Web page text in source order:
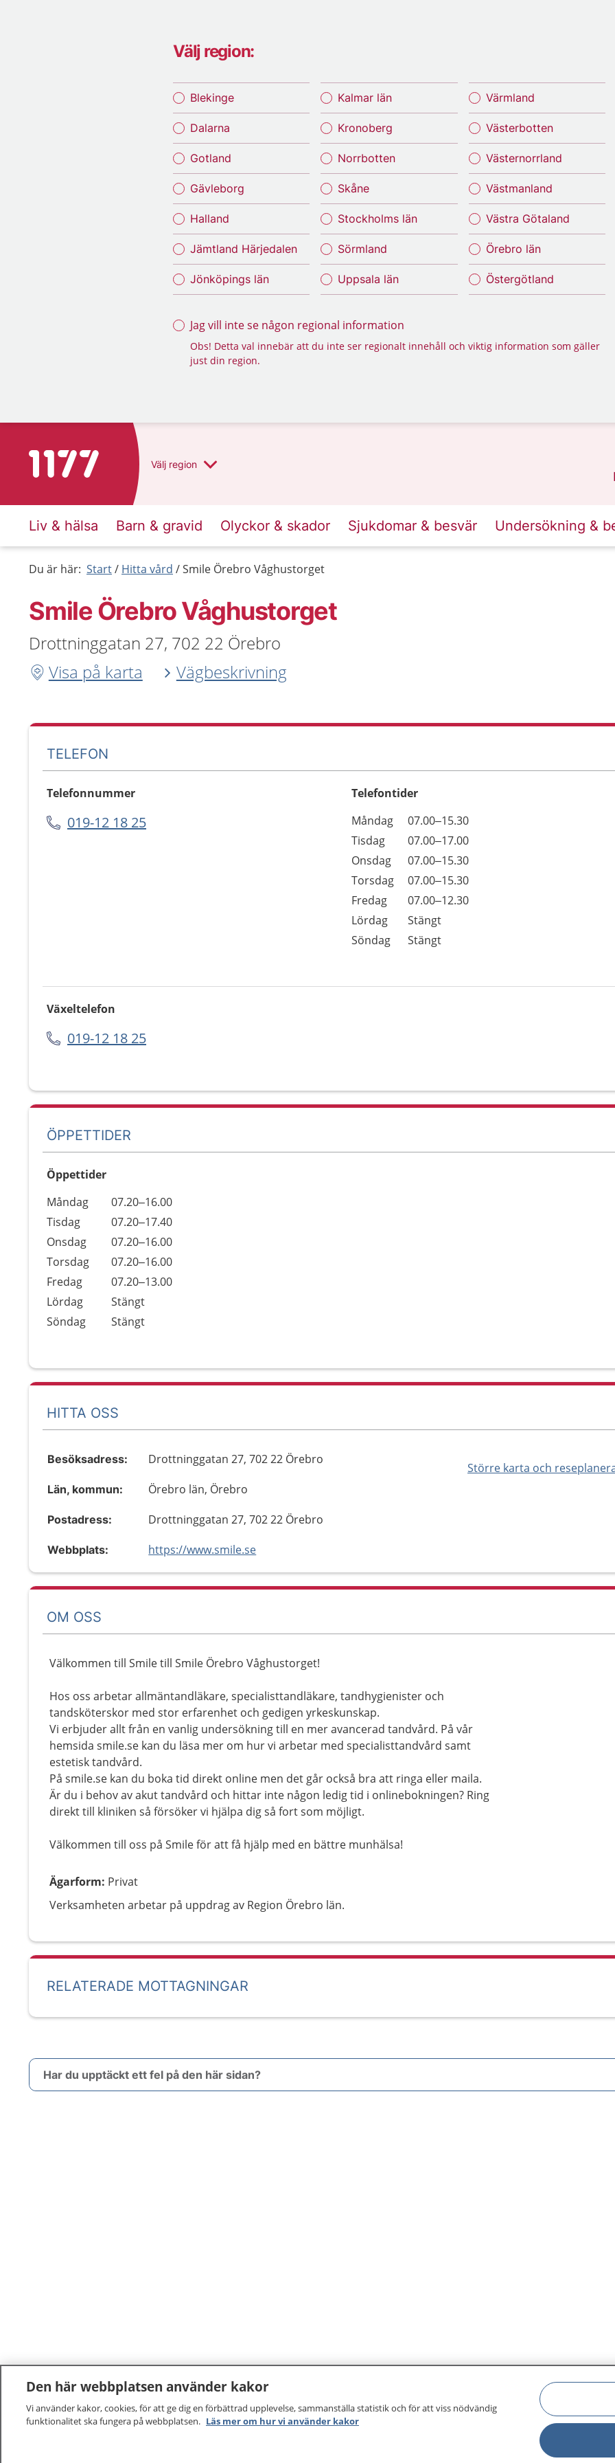
Välj region:
Blekinge
Dalarna
Gotland
Gävleborg
Halland
Jämtland Härjedalen
Jönköpings län
Kalmar län
Kronoberg
Norrbotten
Skåne
Stockholms län
Sörmland
Uppsala län
Värmland
Västerbotten
Västernorrland
Västmanland
Västra Götaland
Örebro län
Östergötland
Jag vill inte se någon regional information
Obs! Detta val innebär att du inte ser regionalt innehåll och viktig information som gäller
just din region.
Till startsidan för 1177 Välj region
Liv & hälsa Barn & gravid Olyckor & skador Sjukdomar & besvär Undersökning &
Du är här: Start Hitta vård Smile Örebro Våghustorget
Smile Örebro Våghustorget
Drottninggatan 27, 702 22 Örebro
Visa på karta
Vägbeskrivning
TELEFON
Telefonnummer
019-12 18 25
Telefontider
Dag
Öppettider
Kommentarer
Måndag
07.00–15.30
Tisdag
07.00–17.00
Onsdag
07.00–15.30
Torsdag
07.00–15.30
Fredag
07.00–12.30
Lördag
Stängt
Söndag
Stängt
Växeltelefon
019-12 18 25
ÖPPETTIDER
Öppettider
Dag
Öppettider
Kommentarer
Måndag
07.20–16.00
Tisdag
07.20–17.40
Onsdag
07.20–16.00
Torsdag
07.20–16.00
Fredag
07.20–13.00
Lördag
Stängt
Söndag
Stängt
HITTA OSS
Större karta och
Besöksadress: Drottninggatan 27, 702 22 Örebro
Län, kommun: Örebro län, Örebro
Postadress: Drottninggatan 27, 702 22 Örebro
Webbplats: https://www.smile.se
OM OSS
Välkommen till Smile till Smile Örebro Våghustorget!
Hos oss arbetar allmäntandläkare, specialisttandläkare, tandhygienister och
tandsköterskor med stor erfarenhet och gedigen yrkeskunskap.
Vi erbjuder allt från en vanlig undersökning till en mer avancerad tandvård. På vår
hemsida smile.se kan du läsa mer om hur vi arbetar med specialisttandvård samt
estetisk tandvård.
På smile.se kan du boka tid direkt online men det går också bra att ringa eller maila.
Är du i behov av akut tandvård och hittar inte någon ledig tid i onlinebokningen? Ring
direkt till kliniken så försöker vi hjälpa dig så fort som möjligt.
Välkommen till oss på Smile för att få hjälp med en bättre munhälsa!
Ägarform: Privat
Verksamheten arbetar på uppdrag av Region Örebro län.
RELATERADE MOTTAGNINGAR
Har du upptäckt ett fel på den här sidan?
Den här webbplatsen använder kakor
Vi använder kakor, cookies, för att ge dig en förbättrad upplevelse, sammanställa statistik och för att viss nödvändig
funktionalitet ska fungera på webbplatsen. Läs mer om hur vi använder kakor